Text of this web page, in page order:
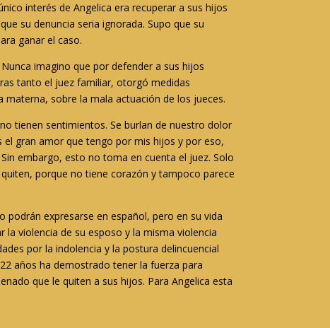
interés de Angelica era recuperar a sus hijos
su denuncia seria ignorada. Supo que su
ganar el caso.
imagino que por defender a sus hijos
tanto el juez familiar, otorgó medidas
materna, sobre la mala actuación de los jueces.
tienen sentimientos. Se burlan de nuestro dolor
gran amor que tengo por mis hijos y por eso,
embargo, esto no toma en cuenta el juez. Solo
porque no tiene corazón y tampoco parece
expresarse en español, pero en su vida
violencia de su esposo y la misma violencia
por la indolencia y la postura delincuencial
años ha demostrado tener la fuerza para
que le quiten a sus hijos. Para Angelica esta